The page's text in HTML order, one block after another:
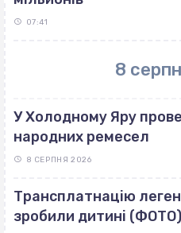
07:41
8
У Холодному Яру
народних ремесел
8 СЕРПНЯ 2026
Трансплатнацію
зробили дитині (ФОТО)